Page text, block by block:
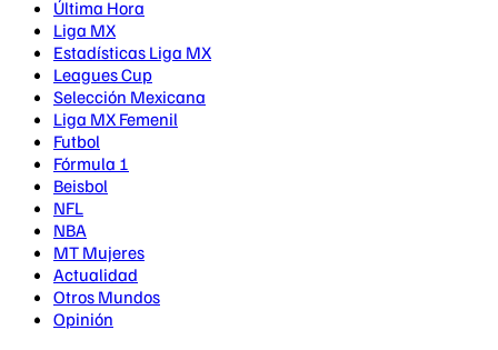
Última Hora
Liga MX
Estadísticas Liga MX
Leagues Cup
Selección Mexicana
Liga MX Femenil
Futbol
Fórmula 1
Beisbol
NFL
NBA
MT Mujeres
Actualidad
Otros Mundos
Opinión